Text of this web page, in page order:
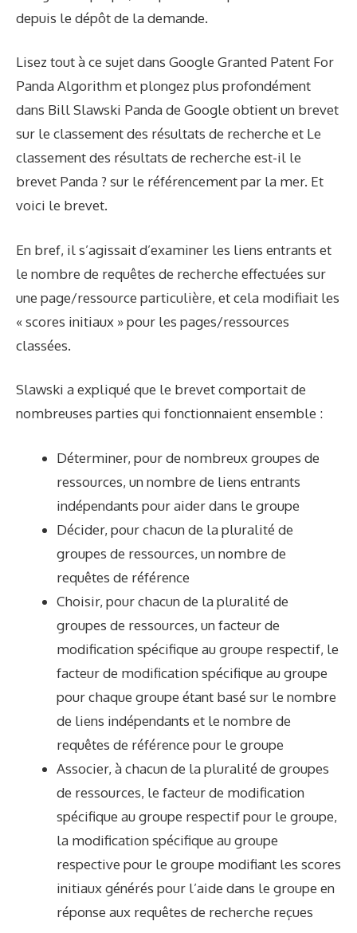
depuis le dépôt de la demande.
Lisez tout à ce sujet dans Google Granted Patent For
Panda Algorithm et plongez plus profondément
dans Bill Slawski Panda de Google obtient un brevet
sur le classement des résultats de recherche et Le
classement des résultats de recherche est-il le
brevet Panda ? sur le référencementpar la mer. Et
voici le brevet.
En bref, il s’agissait d’examiner les liens entrants et
le nombre de requêtes de recherche effectuées sur
une page/ressource particulière, et cela modifiait les
« scores initiaux » pour les pages/ressources
classées.
Slawski a expliqué que le brevet comportait de
nombreuses parties qui fonctionnaient ensemble :
Déterminer, pour de nombreux groupes de
ressources, un nombre de liens entrants
indépendants pour aider dans le groupe
Décider, pour chacun de la pluralité de
groupes de ressources, un nombre de
requêtes de référence
Choisir, pour chacun de la pluralité de
groupes de ressources, un facteur de
modification spécifique au groupe respectif, le
facteur de modification spécifique au groupe
pour chaque groupe étant basé sur le nombre
de liens indépendants et le nombre de
requêtes de référence pour le groupe
Associer, à chacun de la pluralité de groupes
de ressources, le facteur de modification
spécifique au groupe respectif pour le groupe,
la modification spécifique au groupe
respective pour le groupe modifiant les scores
initiaux générés pour l’aide dans le groupe en
réponse aux requêtes de recherche reçues